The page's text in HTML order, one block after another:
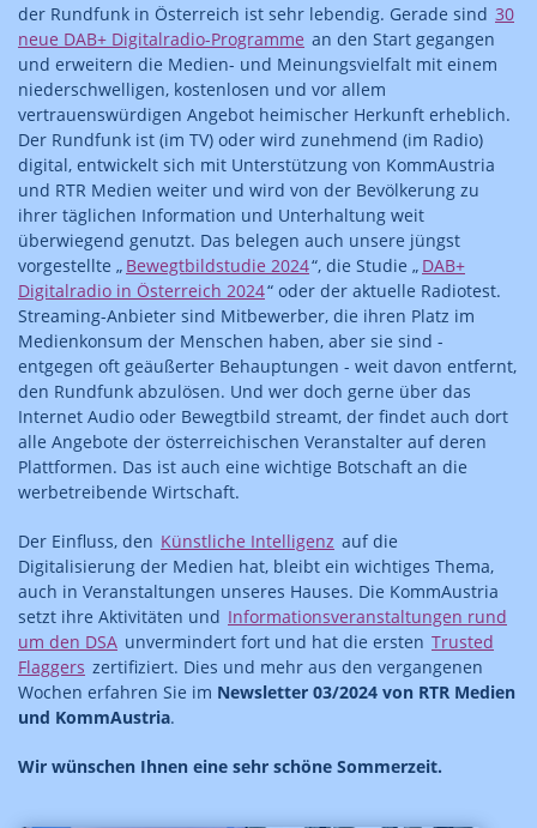
der Rundfunk in Österreich ist sehr lebendig. Gerade sind 30
neue DAB+ Digitalradio-Programme an den Start gegangen
und erweitern die Medien- und Meinungsvielfalt mit einem
niederschwelligen, kostenlosen und vor allem
vertrauenswürdigen Angebot heimischer Herkunft erheblich.
Der Rundfunk ist (im TV) oder wird zunehmend (im Radio)
digital, entwickelt sich mit Unterstützung von KommAustria
und RTR Medien weiter und wird von der Bevölkerung zu
ihrer täglichen Information und Unterhaltung weit
überwiegend genutzt. Das belegen auch unsere jüngst
vorgestellte „ Bewegtbildstudie 2024“, die Studie „ DAB+
Digitalradio in Österreich 2024“ oder der aktuelle Radiotest.
Streaming-Anbieter sind Mitbewerber, die ihren Platz im
Medienkonsum der Menschen haben, aber sie sind -
entgegen oft geäußerter Behauptungen - weit davon entfernt,
den Rundfunk abzulösen. Und wer doch gerne über das
Internet Audio oder Bewegtbild streamt, der findet auch dort
alle Angebote der österreichischen Veranstalter auf deren
Plattformen. Das ist auch eine wichtige Botschaft an die
werbetreibende Wirtschaft.
Der Einfluss, den Künstliche Intelligenz auf die
Digitalisierung der Medien hat, bleibt ein wichtiges Thema,
auch in Veranstaltungen unseres Hauses. Die KommAustria
setzt ihre Aktivitäten und Informationsveranstaltungen rund
um den DSA unvermindert fort und hat die ersten Trusted
Flaggers zertifiziert. Dies und mehr aus den vergangenen
Wochen erfahren Sie im Newsletter 03/2024 von RTR Medien
und KommAustria.
Wir wünschen Ihnen eine sehr schöne Sommerzeit.